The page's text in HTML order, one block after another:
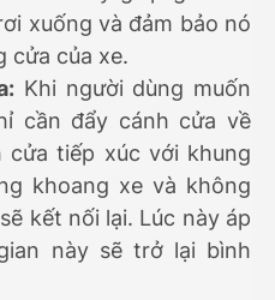
xuống và đảm bảo nó
cửa của xe.
Khi người dùng muốn
cần đẩy cánh cửa về
cửa tiếp xúc với khung
khoang xe và không
kết nối lại. Lúc này áp
này sẽ trở lại bình